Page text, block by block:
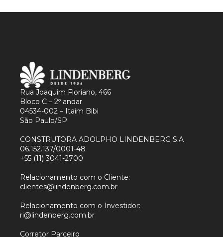
Rua Joaquim Floriano, 466
Bloco C – 2º andar
04534-002 – Itaim Bibi
São Paulo/SP
CONSTRUTORA ADOLPHO LINDENBERG S.A
06.152.137/0001-48
+55 (11) 3041-2700
Relacionamento com o Cliente:
clientes@lindenberg.com.br
Relacionamento com o Investidor:
ri@lindenberg.com.br
Corretor Parceiro